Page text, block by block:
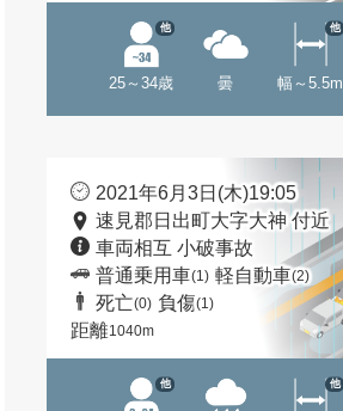
25～34歳
他
曇 幅～5.5m
他
2021年6月3日(木)19:05
速見郡日出町大字大神 付近
車両相互 小破事故
普通乗用車(1) 軽自動車(2)
死亡(0) 負傷(1)
距離1040m
他 他